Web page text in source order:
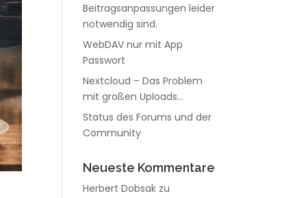
Beitragsanpassungen leider
notwendig sind.
WebDAV nur mit App
Passwort
Nextcloud – Das Problem
mit großen Uploads…
Status des Forums und der
Community
Neueste Kommentare
Herbert Dobsak zu